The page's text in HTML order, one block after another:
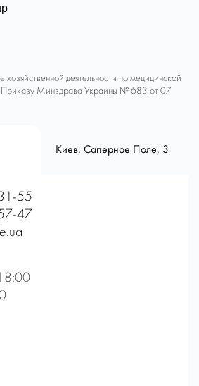
хозяйственной деятельности по медицинской
Приказу Минздрава Украины № 683 от 07
Киев, Саперное Поле, 3
55
47